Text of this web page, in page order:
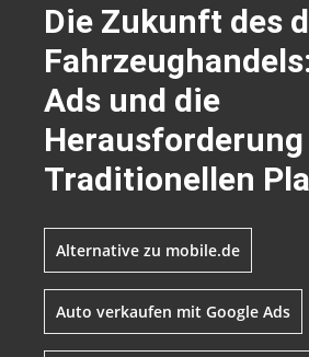
Die Zukunft des
Ads und die
Herausforderung
Traditionellen
Alternative zu mobile.de
Auto verkaufen mit Google Ads